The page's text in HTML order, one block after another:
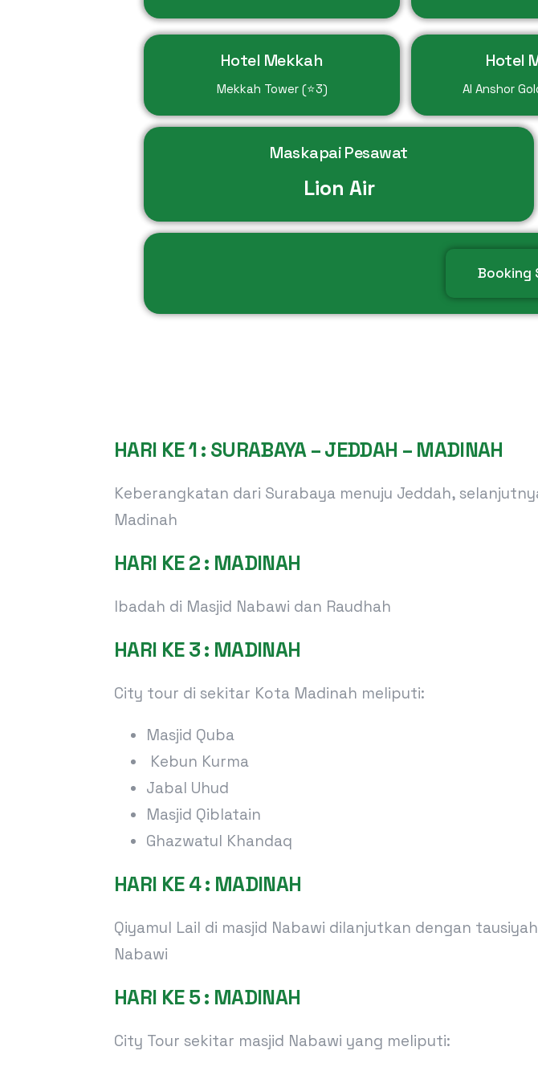
Hotel Mekkah
Mekkah Tower (⭐3)
Hotel
Al Anshor
Maskapai Pesawat
Lion Air
Booking
HARI KE 1 : SURABAYA – JEDDAH – MADINAH
Keberangkatan dari Surabaya menuju Jeddah,
Madinah
HARI KE 2 : MADINAH
Ibadah di Masjid Nabawi dan Raudhah
HARI KE 3 : MADINAH
City tour di sekitar Kota Madinah meliputi:
Masjid Quba
Kebun Kurma
Jabal Uhud
Masjid Qiblatain
Ghazwatul Khandaq
HARI KE 4 : MADINAH
Qiyamul Lail di masjid Nabawi dilanjutkan dengan
Nabawi
HARI KE 5 : MADINAH
City Tour sekitar masjid Nabawi yang meliputi: